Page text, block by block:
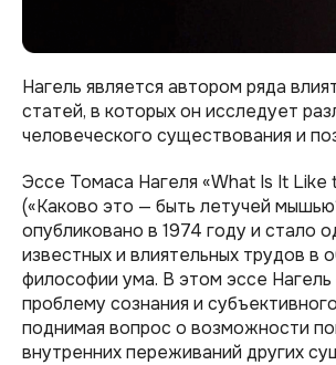
Нагель является автором ряда
статей, в которых он исследует
человеческого существования и
Эссе Томаса Нагеля «What Is It Like
(«Каково это — быть летучей
опубликовано в 1974 году и стало
известных и влиятельных трудов в
философии ума. В этом эссе
проблему сознания и
поднимая вопрос о возможности
внутренних переживаний других